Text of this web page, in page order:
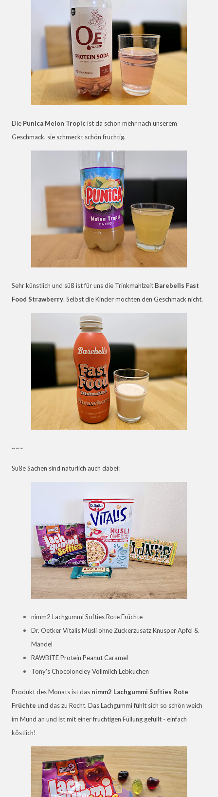
Die Punica Melon Tropicist da schon mehr nach unserem
Geschmack, sie schmeckt schön fruchtig.
Sehr künstlich und süß ist für uns die Trinkmahlzeit Barebells Fast
Food Strawberry. Selbst die Kinder mochten den Geschmack nicht.
~~~
Süße Sachen sind natürlich auch dabei:
nimm2 Lachgummi Softies Rote Früchte
Dr. Oetker Vitalis Müsli ohne Zuckerzusatz Knusper Apfel &
Mandel
RAWBITE Protein Peanut Caramel
Tony's Chocoloneley Vollmilch Lebkuchen
Produkt des Monats ist das nimm2 Lachgummi Softies Rote
Früchte und das zu Recht. Das Lachgummi fühlt sich so schön weich
im Mund an und ist mit einer fruchtigen Füllung gefüllt - einfach
köstlich!